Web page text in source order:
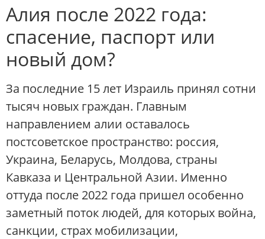
Алия после 2022 года:
спасение, паспорт или
новый дом?
За последние 15 лет Израиль принял сотни
тысяч новых граждан. Главным
направлением алии оставалось
постсоветское пространство: россия,
Украина, Беларусь, Молдова, страны
Кавказа и Центральной Азии. Именно
оттуда после 2022 года пришел особенно
заметный поток людей, для которых война,
санкции, страх мобилизации,